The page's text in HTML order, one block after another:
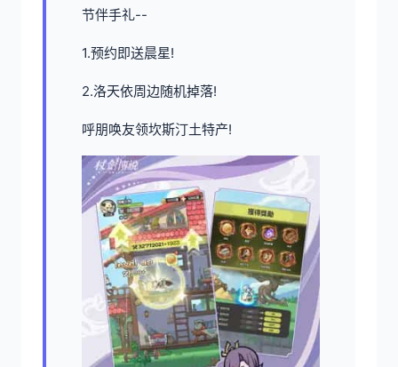
节伴手礼--
1.预约即送晨星!
2.洛天依周边随机掉落!
呼朋唤友领坎斯汀土特产!